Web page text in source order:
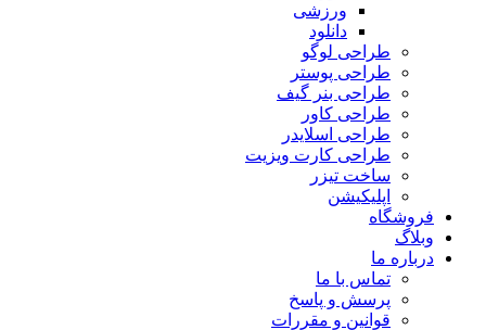
ورزشی
دانلود
طراحی لوگو
طراحی پوستر
طراحی بنر گیف
طراحی کاور
طراحی اسلایدر
طراحی کارت ویزیت
ساخت تیزر
اپلیکیشن
فروشگاه
وبلاگ
درباره ما
تماس با ما
پرسش و پاسخ
قوانین و مقررات